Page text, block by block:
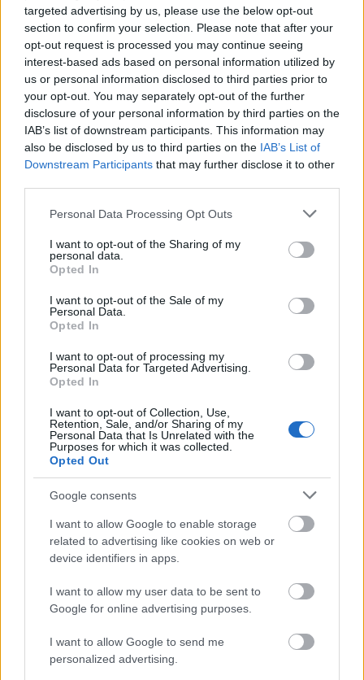
targeted advertising by us, please use the below opt-out
section to confirm your selection. Please note that after your
opt-out request is processed you may continue seeing
interest-based ads based on personal information utilized by
us or personal information disclosed to third parties prior to
your opt-out. You may separately opt-out of the further
disclosure of your personal information by third parties on the
IAB’s list of downstream participants. This information may
also be disclosed by us to third parties on the IAB’s List of
Downstream Participants that may further disclose it to other
Please note that this website/app uses one or more Google
not limited to your visit or usage behaviour. You may click to
grant or deny consent to Google and its third-party tags to
use your data for below specified purposes in below Google
consent section.
Personal Data Processing Opt Outs
I want to opt-out of the Sharing of my
personal data.
Opted In
I want to opt-out of the Sale of my
Personal Data.
Opted In
I want to opt-out of processing my
Personal Data for Targeted Advertising.
Opted In
I want to opt-out of Collection, Use,
Retention, Sale, and/or Sharing of my
Personal Data that Is Unrelated with the
Purposes for which it was collected.
Opted Out
Google consents
I want to allow Google to enable storage
related to advertising like cookies on web or
device identifiers in apps.
I want to allow my user data to be sent to
Google for online advertising purposes.
I want to allow Google to send me
personalized advertising.
Το Minecraft έρχεται στο Nintendo Switch 2 όπως δεν το
έχετε ξαναδεί
«Θερινό Σινεμά – Μαζί για την Ψυχική Υγεία» από
τον Σ.Ο.Ψ.Υ Πάτρας